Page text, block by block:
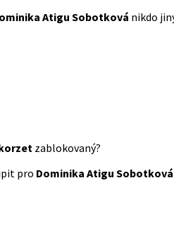
Atigu Sobotková nikdo
zablokovaný?
pro Dominika Atigu Sobotková